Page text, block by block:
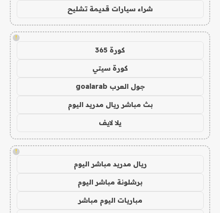
شراء سيارات قديمة تشليح
!
كورة 365
كورة سيتي
جول العرب goalarab
بث مباشر ريال مدريد اليوم
يلا لايف
!
ريال مدريد مباشر اليوم
برشلونة مباشر اليوم
مباريات اليوم مباشر